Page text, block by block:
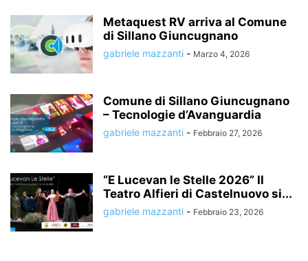
Metaquest RV arriva al Comune
di Sillano Giuncugnano
gabriele mazzanti - Marzo 4, 2026
Comune di Sillano Giuncugnano
– Tecnologie d’Avanguardia
gabriele mazzanti - Febbraio 27, 2026
“E Lucevan le Stelle 2026” Il
Teatro Alfieri di Castelnuovo si...
gabriele mazzanti - Febbraio 23, 2026